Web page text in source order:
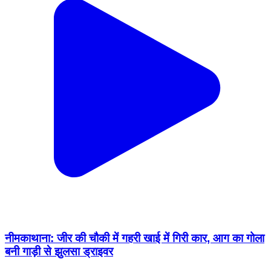
नीमकाथाना: जीर की चौकी में गहरी खाई में गिरी कार, आग का गोला
बनी गाड़ी से झुलसा ड्राइवर